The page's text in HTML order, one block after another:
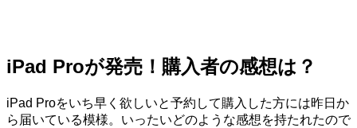
iPad Proが発売！購入者の感想は？
iPad Proをいち早く欲しいと予約して購入した方には昨日か
ら届いている模様。いったいどのような感想を持たれたので